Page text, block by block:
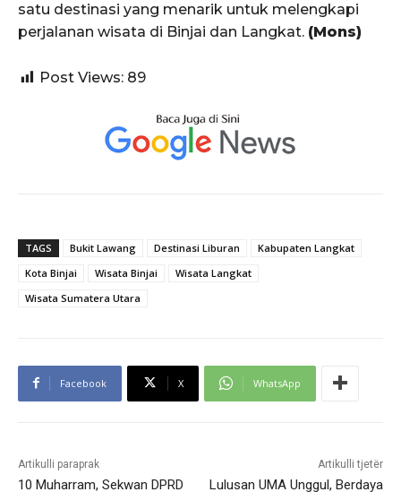
satu destinasi yang menarik untuk melengkapi
perjalanan wisata di Binjai dan Langkat. (Mons)
Post Views: 89
TAGS Bukit Lawang Destinasi Liburan
Kabupaten Langkat
Kota Binjai
Wisata Binjai
Wisata Langkat
Wisata Sumatera Utara
Facebook X WhatsApp
Artikulli paraprak
10 Muharram, Sekwan DPRD
Artikulli tjetër
Lulusan UMA Unggul, Berdaya